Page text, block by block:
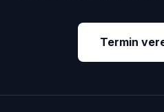
Termin